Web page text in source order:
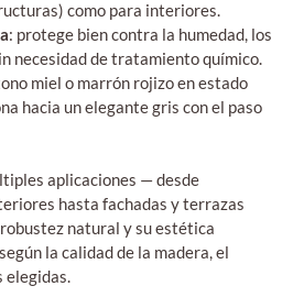
como para interiores.
: protege bien contra la humedad, los
necesidad de tratamiento químico.
miel o marrón rojizo en estado
hacia un elegante gris con el paso
aplicaciones — desde
hasta fachadas y terrazas
natural y su estética
la calidad de la madera, el
elegidas.